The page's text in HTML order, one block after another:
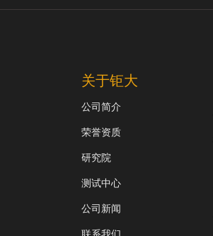
关于钜大
公司简介
荣誉资质
研究院
测试中心
公司新闻